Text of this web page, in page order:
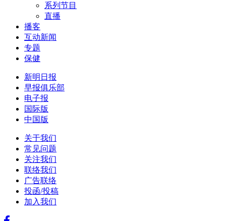
系列节目
直播
播客
互动新闻
专题
保健
新明日报
早报俱乐部
电子报
国际版
中国版
关于我们
常见问题
关注我们
联络我们
广告联络
投函/投稿
加入我们